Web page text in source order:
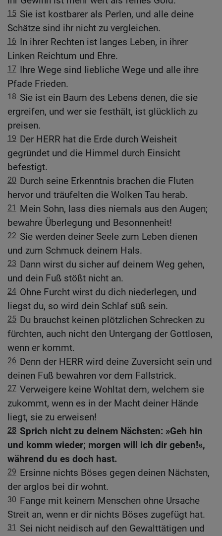
15 Sie ist kostbarer als Perlen, und alle deine
Schätze sind ihr nicht zu vergleichen.
16 In ihrer Rechten ist langes Leben, in ihrer
Linken Reichtum und Ehre.
17 Ihre Wege sind liebliche Wege und alle ihre
Pfade Frieden.
18 Sie ist ein Baum des Lebens denen, die sie
ergreifen, und wer sie festhält, ist glücklich zu
preisen.
19 Der HERR hat die Erde durch Weisheit
gegründet und die Himmel durch Einsicht
befestigt.
20 Durch seine Erkenntnis brachen die Fluten
hervor und träufelten die Wolken Tau herab.
21
Mein Sohn, lass dies niemals aus den Augen;
bewahre Überlegung und Besonnenheit!
22 Sie werden deiner Seele zum Leben dienen
und zum Schmuck deinem Hals.
23 Dann wirst du sicher auf deinem Weg gehen,
und dein Fuß stößt nicht an.
24 Ohne Furcht wirst du dich niederlegen, und
liegst du, so wird dein Schlaf süß sein.
25 Du brauchst keinen plötzlichen Schrecken zu
fürchten, auch nicht den Untergang der Gottlosen,
wenn er kommt.
26 Denn der HERR wird deine Zuversicht sein und
deinen Fuß bewahren vor dem Fallstrick.
27 Verweigere keine Wohltat dem, welchem sie
zukommt, wenn es in der Macht deiner Hände
liegt, sie zu erweisen!
28 Sprich nicht zu deinem Nächsten: »Geh hin
und komm wieder; morgen will ich dir geben!«,
während du es doch hast.
29 Ersinne nichts Böses gegen deinen Nächsten,
der arglos bei dir wohnt.
30 Fange mit keinem Menschen ohne Ursache
Streit an, wenn er dir nichts Böses zugefügt hat.
31 Sei nicht neidisch auf den Gewalttätigen und